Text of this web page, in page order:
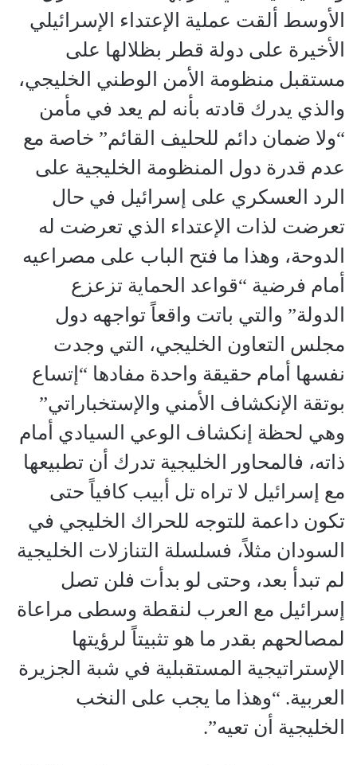
الأوسط ألقت عملية الإعتداء الإسرائيلي
الأخيرة على دولة قطر بظلالها على
مستقبل منظومة الأمن الوطني الخليجي،
والذي يدرك قادته بأنه لم يعد في مأمن
“ولا ضمان دائم للحليف القائم” خاصة مع
عدم قدرة دول المنظومة الخليجية على
الرد العسكري على إسرائيل في حال
تعرضت لذات الإعتداء الذي تعرضت له
الدوحة، وهذا ما فتح الباب على مصراعيه
أمام فرضية “قواعد الحماية تزعزع
الدولة” والتي باتت واقعاً تواجهه دول
مجلس التعاون الخليجي، التي وجدت
نفسها أمام حقيقة واحدة مفادها “إتساع
بوتقة الإنكشاف الأمني والإستخباراتي”
وهي لحظة إنكشاف الوعي السيادي أمام
ذاته، فالمحاور الخليجية تدرك أن تطبيعها
مع إسرائيل لا تراه تل أبيب كافياً حتى
تكون داعمة للتوجه للحراك الخليجي في
السودان مثلاً، فسلسلة التنازلات الخليجية
لم تبدأ بعد، وحتى لو بدأت فلن تصل
إسرائيل مع العرب لنقطة وسطى مراعاة
لمصالحهم بقدر ما هو تثبيتاً لرؤيتها
الإستراتيجية المستقبلية في شبة الجزيرة
العربية. “وهذا ما يجب على النخب
الخليجية أن تعيه”.